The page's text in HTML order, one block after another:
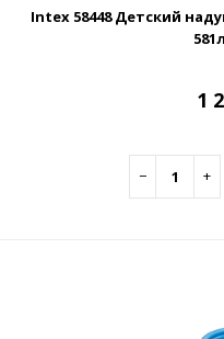
Intex 58448 Детский
1
− +